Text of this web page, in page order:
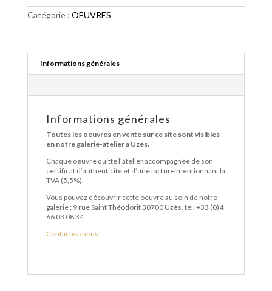
chocolat
Catégorie : OEUVRES
Informations générales
Informations générales
Toutes les oeuvres en vente sur ce site sont visibles
en notre galerie-atelier à Uzès.
Chaque oeuvre quitte l’atelier accompagnée de son
certificat d’authenticité et d’une facture mentionnant la
TVA (5,5%).
Vous pouvez découvrir cette oeuvre au sein de notre
galerie : 9 rue Saint Théodorit 30700 Uzès, tel: +33 (0)4
66 03 08 34.
Contactez-nous !